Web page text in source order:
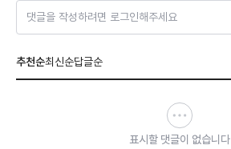
댓글을 작성하려면 로그인해주세요
추천순최신순답글순
표시할 댓글이 없습니다